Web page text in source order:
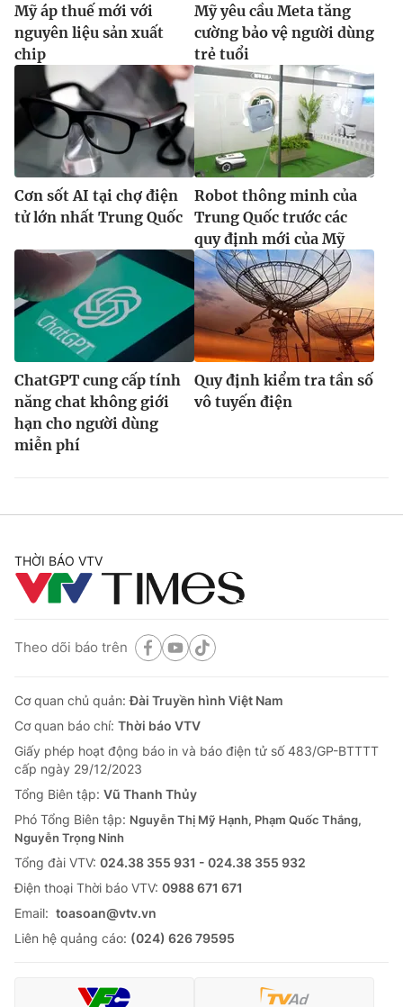
Mỹ áp thuế mới với
nguyên liệu sản xuất
chip
Mỹ yêu cầu Meta tăng
cường bảo vệ người dùng
trẻ tuổi
Cơn sốt AI tại chợ điện
tử lớn nhất Trung Quốc
Robot thông minh của
Trung Quốc trước các
quy định mới của Mỹ
ChatGPT cung cấp tính
năng chat không giới
hạn cho người dùng
miễn phí
Quy định kiểm tra tần số
vô tuyến điện
THỜI BÁO VTV
Theo dõi báo trên
Cơ quan chủ quản:Đài Truyền hình Việt Nam
Cơ quan báo chí: Thời báo VTV
Giấy phép hoạt động báo in và báo điện tử số 483/GP-BTTTT
cấp ngày 29/12/2023
Tổng Biên tập: Vũ Thanh Thủy
Phó Tổng Biên tập: Nguyễn Thị Mỹ Hạnh, Phạm Quốc Thắng,
Nguyễn Trọng Ninh
Tổng đài VTV: 024.38 355 931 - 024.38 355 932
Ðiện thoại Thời báo VTV: 0988 671 671
Email: toasoan@vtv.vn
Liên hệ quảng cáo: (024) 626 79595